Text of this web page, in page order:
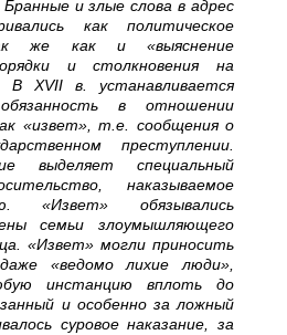
Бранные и злые слова в адрес
как политическое
же как и «выяснение
и столкновения на
В XVII в. устанавливается
обязанность в отношении
«извет», т.е. сообщения о
преступлении.
выделяет специальный
наказываемое
«Извет» обязывались
семьи злоумышляющего
«Извет» могли приносить
«ведомо лихие люди»,
инстанцию вплоть до
и особенно за ложный
суровое наказание, за